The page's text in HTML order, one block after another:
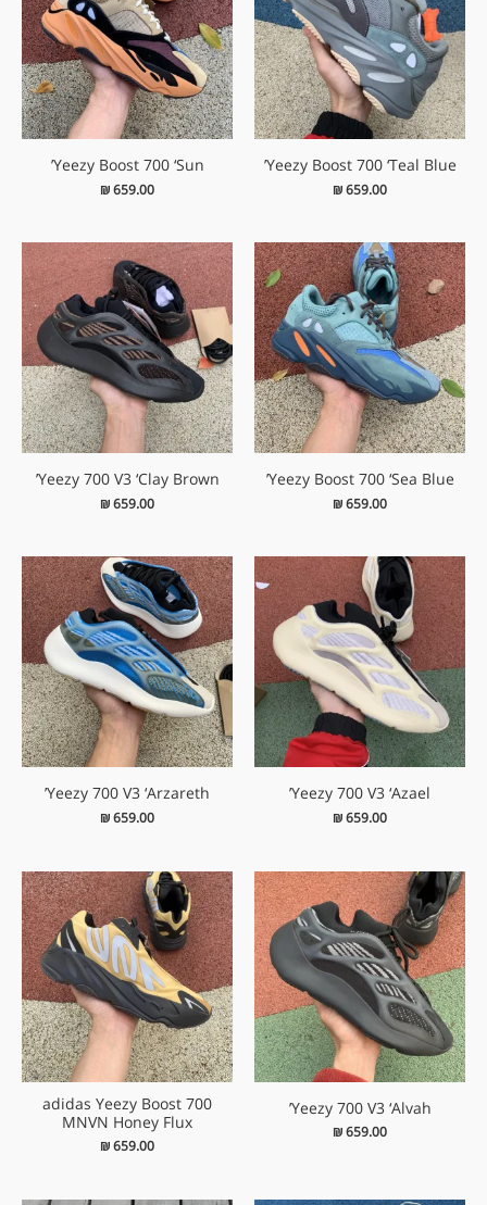
Yeezy Boost 700 ‘Teal Blue’
₪659.00
Yeezy Boost 700 ‘Sun’
₪659.00
Yeezy Boost 700 ‘Sea Blue’
₪659.00
Yeezy 700 V3 ‘Clay Brown’
₪659.00
Yeezy 700 V3 ‘Azael’
₪659.00
Yeezy 700 V3 ‘Arzareth’
₪659.00
Yeezy 700 V3 ‘Alvah’
₪659.00
adidas Yeezy Boost 700
MNVN Honey Flux
₪659.00